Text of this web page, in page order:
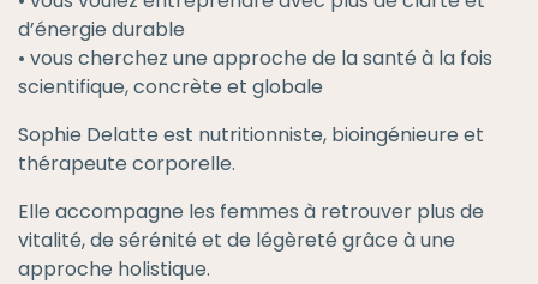
d’énergie durable
• vous cherchez une approche de la santé à la fois
scientifique, concrète et globale
Sophie Delatte est nutritionniste, bioingénieure et
thérapeute corporelle.
Elle accompagne les femmes à retrouver plus de
vitalité, de sérénité et de légèreté grâce à une
approche holistique.